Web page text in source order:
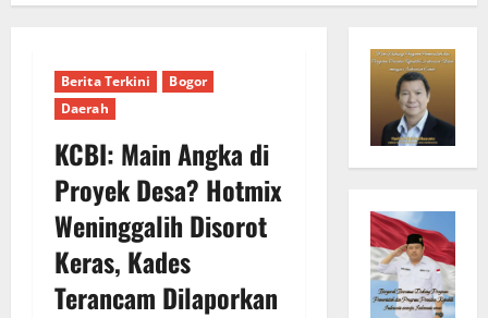
Berita Terkini
Bogor
Daerah
KCBI: Main Angka di
Proyek Desa? Hotmix
Weninggalih Disorot
Keras, Kades
Terancam Dilaporkan